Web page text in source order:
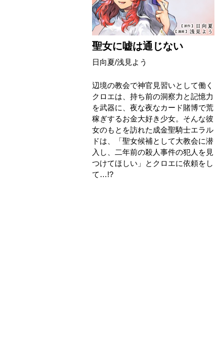
聖女に嘘は通じない
日向夏/浅見よう
辺境の教会で神官見習いとして働く
クロエは、持ち前の洞察力と記憶力
を武器に、夜な夜なカード賭博で荒
稼ぎするお金大好き少女。そんな彼
女のもとを訪れた成金聖騎士エラル
ドは、「聖女候補として大教会に潜
入し、二年前の殺人事件の犯人を見
つけてほしい」とクロエに依頼をし
て…!?